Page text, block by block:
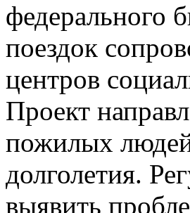
федерального
поездок
центров
Проект
пожилых людей
долголетия.
выявить